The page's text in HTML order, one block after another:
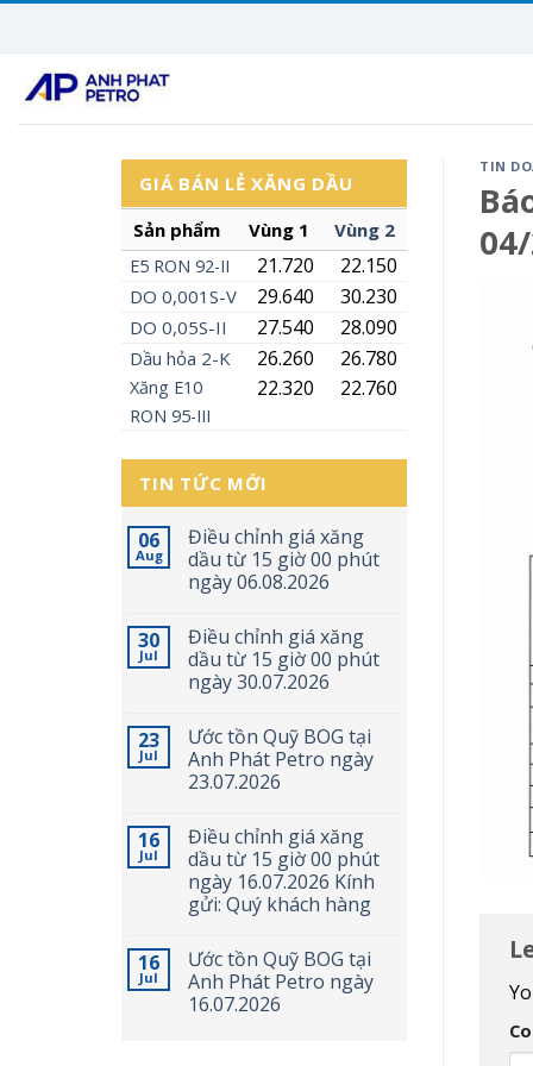
content
GIÁ BÁN LẺ XĂNG DẦU
Sản phẩm
Vùng 1 Vùng 2
E5 RON 92-II 22.150
21.720
DO 0,001S-V 30.230
29.640
DO 0,05S-II 28.090
27.540
Dầu hỏa 2-K 26.780
26.260
Xăng E10
RON 95-III
22.760
22.320
TIN TỨC MỚI
06
Aug
Điều chỉnh giá xăng
dầu từ 15 giờ 00 phút
ngày 06.08.2026
30
Jul
Điều chỉnh giá xăng
dầu từ 15 giờ 00 phút
ngày 30.07.2026
23
Jul
Ước tồn Quỹ BOG tại
Anh Phát Petro ngày
23.07.2026
16
Jul
Điều chỉnh giá xăng
dầu từ 15 giờ 00 phút
ngày 16.07.2026 Kính
gửi: Quý khách hàng
16
Jul
Ước tồn Quỹ BOG tại
Anh Phát Petro ngày
16.07.2026
TIN